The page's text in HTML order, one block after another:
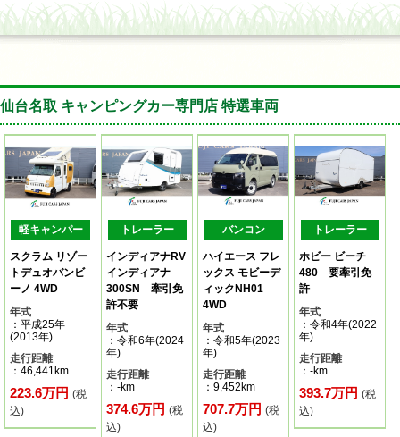
仙台名取 キャンピングカー専門店 特選車両
軽キャンパー
スクラム リゾー
トデュオバンビ
ーノ 4WD
年式
：平成25年
(2013年)
走行距離
：46,441km
223.6万円 (税
込)
トレーラー
インディアナRV
インディアナ
300SN 牽引免
許不要
年式
：令和6年(2024
年)
走行距離
：-km
374.6万円(税
込)
バンコン
ハイエース フレ
ックス モビーデ
ィックNH01
4WD
年式
：令和5年(2023
年)
走行距離
：9,452km
707.7万円(税
込)
トレーラー
ホビー ビーチ
480 要牽引免
許
年式
：令和4年(2022
年)
走行距離
：-km
393.7万円(税
込)